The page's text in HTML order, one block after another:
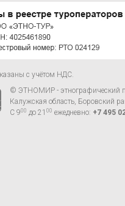
с учётом НДС.
© ЭТНОМИР - этнографический
Калужская область, Боровский
С 900 до 21 00 ежедневно: +7 495